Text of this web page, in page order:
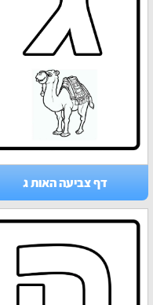
דף צביעה האות ג